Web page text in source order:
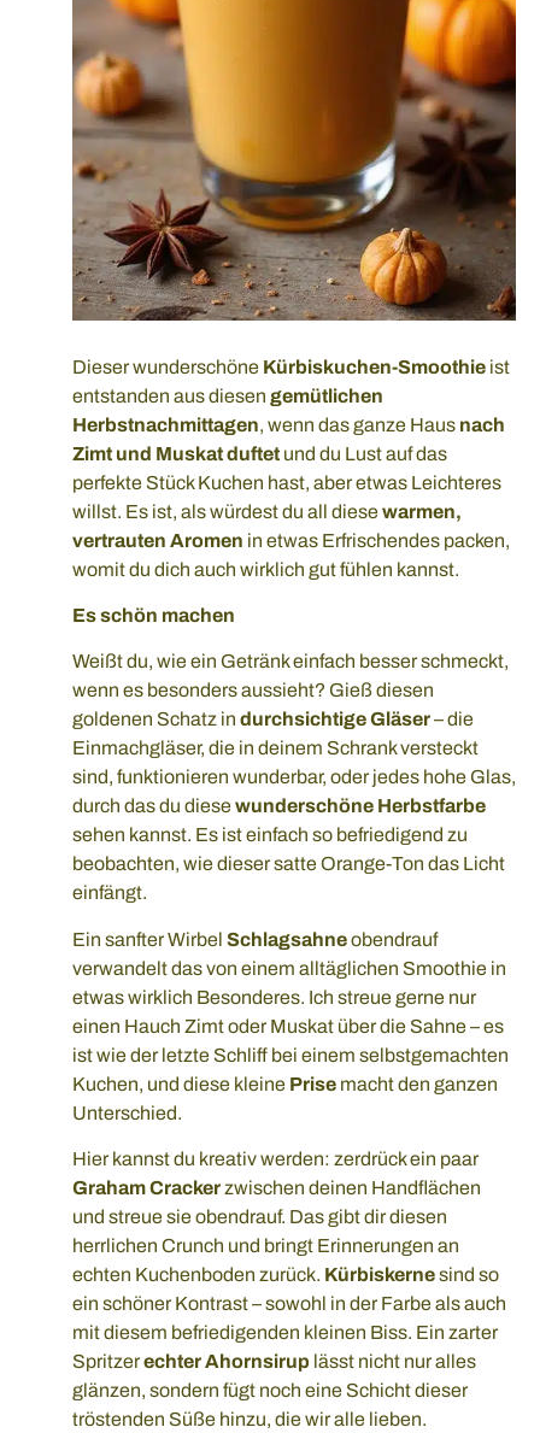
Dieser wunderschöne Kürbiskuchen-Smoothie ist
entstanden aus diesen gemütlichen
Herbstnachmittagen, wenn das ganze Haus nach
Zimt und Muskat duftet und du Lust auf das
perfekte Stück Kuchen hast, aber etwas Leichteres
willst. Es ist, als würdest du all diesewarmen,
vertrauten Aromen in etwas Erfrischendes packen,
womit du dich auch wirklich gut fühlen kannst.
Es schön machen
Weißt du, wie ein Getränk einfach besser schmeckt,
wenn es besonders aussieht? Gieß diesen
goldenen Schatz in durchsichtige Gläser– die
Einmachgläser, die in deinem Schrank versteckt
sind, funktionieren wunderbar, oder jedes hohe Glas,
durch das du diesewunderschöne Herbstfarbe
sehen kannst. Es ist einfach so befriedigend zu
beobachten, wie dieser satte Orange-Ton das Licht
einfängt.
Ein sanfter Wirbel Schlagsahneobendrauf
verwandelt das von einem alltäglichen Smoothie in
etwas wirklich Besonderes. Ich streue gerne nur
einen Hauch Zimt oder Muskat über die Sahne – es
ist wie der letzte Schliff bei einem selbstgemachten
Kuchen, und diese kleine Prise macht den ganzen
Unterschied.
Hier kannst du kreativ werden: zerdrück ein paar
Graham Crackerzwischen deinen Handflächen
und streue sie obendrauf. Das gibt dir diesen
herrlichen Crunch und bringt Erinnerungen an
echten Kuchenboden zurück. Kürbiskernesind so
ein schöner Kontrast – sowohl in der Farbe als auch
mit diesem befriedigenden kleinen Biss. Ein zarter
Spritzerechter Ahornsirup lässt nicht nur alles
glänzen, sondern fügt noch eine Schicht dieser
tröstenden Süße hinzu, die wir alle lieben.